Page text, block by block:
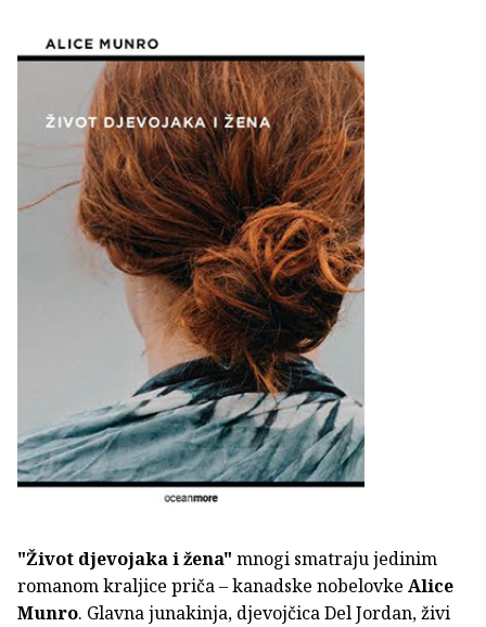
"Život djevojaka i žena" mnogi smatraju jedinim
romanom kraljice priča – kanadske nobelovke Alice
Munro. Glavna junakinja, djevojčica Del Jordan, živi